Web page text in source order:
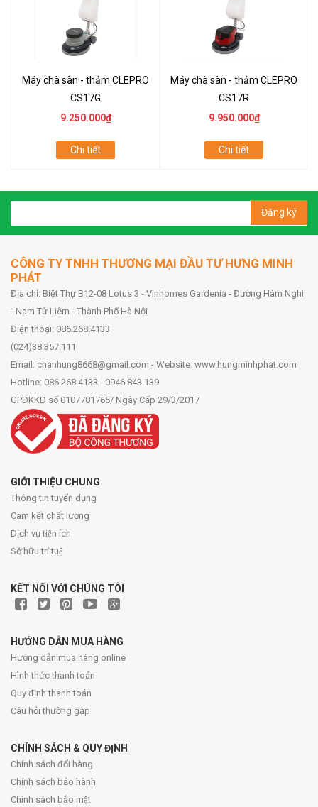
Máy chà sàn - thảm CLEPRO
CS17G
9.250.000₫
Chi tiết
Máy chà sàn - thảm CLEPRO
CS17R
9.950.000₫
Chi tiết
Đăng ký
CÔNG TY TNHH THƯƠNG MẠI ĐẦU TƯ HƯNG MINH
PHÁT
Địa chỉ: Biệt Thự B12-08 Lotus 3 - Vinhomes Gardenia - Đường Hàm Nghi
- Nam Từ Liêm - Thành Phố Hà Nội
Điện thoại: 086.268.4133
(024)38.357.111
Email: chanhung8668@gmail.com - Website: www.hungminhphat.com
Hotline: 086.268.4133 - 0946.843.139
GPDKKD số 0107781765/ Ngày Cấp 29/3/2017
GIỚI THIỆU CHUNG
Thông tin tuyển dụng
Cam kết chất lượng
Dịch vụ tiện ích
Sở hữu trí tuệ
KẾT NỐI VỚI CHÚNG TÔI
HƯỚNG DẪN MUA HÀNG
Hướng dẫn mua hàng online
Hình thức thanh toán
Quy định thanh toán
Câu hỏi thường gặp
CHÍNH SÁCH & QUY ĐỊNH
Chính sách đổi hàng
Chính sách bảo hành
Chính sách bảo mật